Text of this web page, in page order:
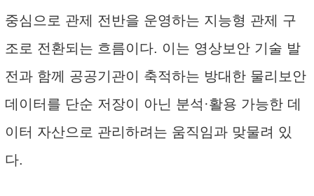
중심으로 관제 전반을 운영하는 지능형 관제 구
조로 전환되는 흐름이다. 이는 영상보안 기술 발
전과 함께 공공기관이 축적하는 방대한 물리보안
데이터를 단순 저장이 아닌 분석·활용 가능한 데
이터 자산으로 관리하려는 움직임과 맞물려 있
다.